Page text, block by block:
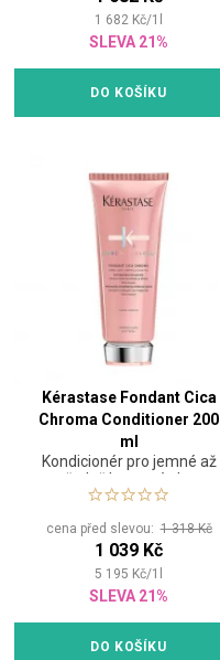
1 682 Kč/1
SLEVA 21%
DO KOŠÍKU
Kérastase Fondant Cica
Chroma Conditioner 200
ml
Kondicionér pro jemné až
středně barvené vlasy
cena před slevou:1 318 Kč
1 039 Kč
5 195 Kč/1
SLEVA 21%
DO KOŠÍKU